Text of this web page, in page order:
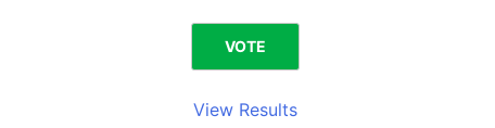
View Results